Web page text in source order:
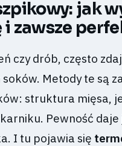
jak
i zawsze
czy drób, często
Metody te są
struktura mięsa,
Pewność
I tu pojawia się